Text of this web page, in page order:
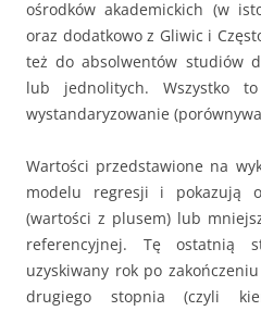
ośrodków akademickich (w
oraz dodatkowo z Gliwic i
też do absolwentów studiów
lub jednolitych. Wszystko
wystandaryzowanie
Wartości przedstawione na
modelu regresji i pokazują
(wartości z plusem) lub
referencyjnej. Tę ostatnią
uzyskiwany rok po
drugiego stopnia (czyli